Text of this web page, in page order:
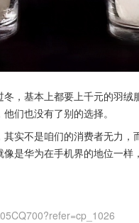
，基本上都要上千元的羽
们也没有了别的选择。
实不是咱们的消费者无力
是华为在手机界的地位一